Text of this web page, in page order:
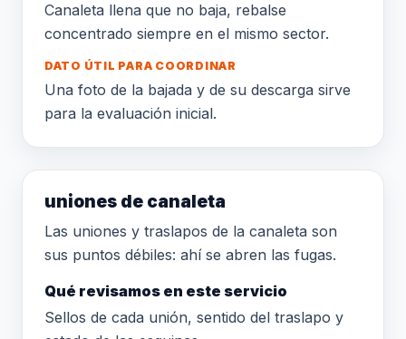
Canaleta llena que no baja, rebalse
concentrado siempre en el mismo sector.
DATO ÚTIL PARA COORDINAR
Una foto de la bajada y de su descarga sirve
para la evaluación inicial.
uniones de canaleta
Las uniones y traslapos de la canaleta son
sus puntos débiles: ahí se abren las fugas.
Qué revisamos en este servicio
Sellos de cada unión, sentido del traslapo y